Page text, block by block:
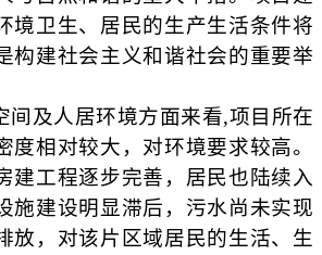
境卫生、居民的生产生活条件将
构建社会主义和谐社会的重要举
间及人居环境方面来看,项目所在
度相对较大，对环境要求较高。
建工程逐步完善，居民也陆续入
施建设明显滞后，污水尚未实现
放，对该片区域居民的生活、生